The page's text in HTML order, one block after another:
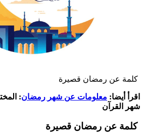
كلمة عن رمضان قصيرة
اقرأ أيضا: معلومات عن شهر رمضان:
شهر القرآن
كلمة عن رمضان قصيرة